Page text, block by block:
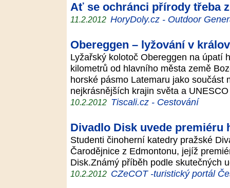
Ať se ochránci přírody třeba
11.2.2012 HoryDoly.cz - Outdoor
Obereggen – lyžování v
Lyžařský kolotoč Obereggen na úpatí
kilometrů od hlavního města země
horské pásmo Latemaru jako součást
nejkrásnějších krajin světa a
10.2.2012 Tiscali.cz - Cestování
Divadlo Disk uvede premiéru
Studenti činoherní katedry pražské
Čarodějnice z Edmontonu, jejíž
Disk.Známý příběh podle skutečných
10.2.2012 CZeCOT -turistický portál